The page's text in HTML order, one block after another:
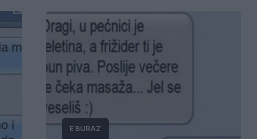
E BURAZ